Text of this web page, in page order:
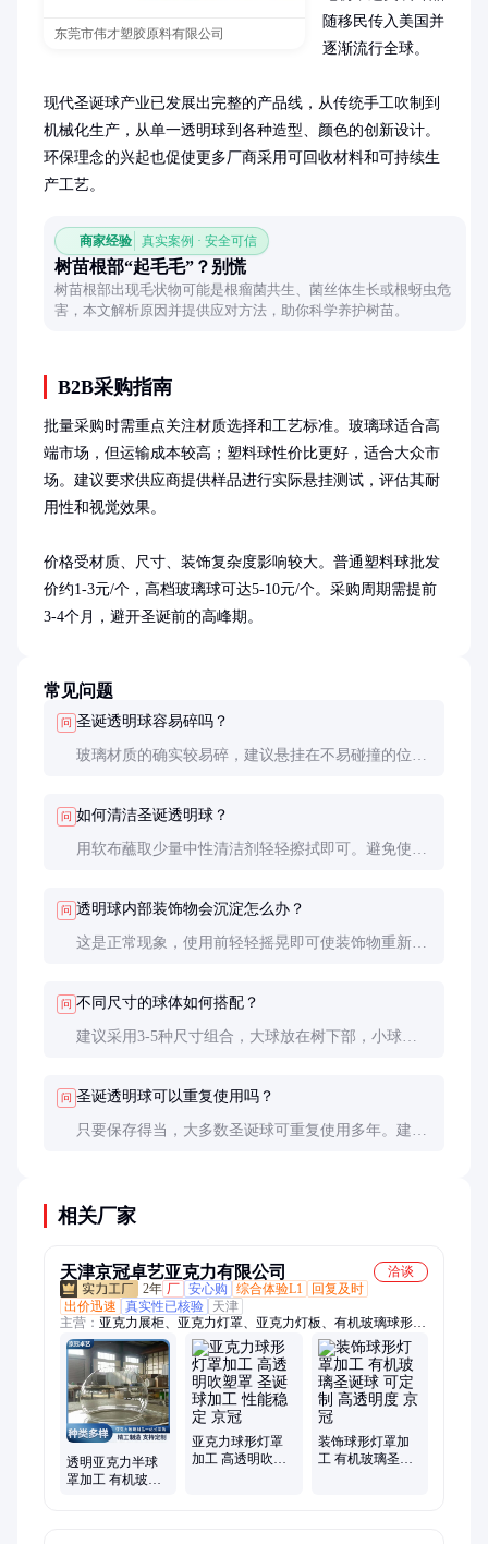
东莞市伟才塑胶原料有限公司
随移民传入美国并
逐渐流行全球。
现代圣诞球产业已发展出完整的产品线，从传统手工吹制到
机械化生产，从单一透明球到各种造型、颜色的创新设计。
环保理念的兴起也促使更多厂商采用可回收材料和可持续生
产工艺。
商家经验 真实案例 · 安全可信
树苗根部“起毛毛”？别慌
树苗根部出现毛状物可能是根瘤菌共生、菌丝体生长或根蚜虫危
害，本文解析原因并提供应对方法，助你科学养护树苗。
B2B采购指南
批量采购时需重点关注材质选择和工艺标准。玻璃球适合高
端市场，但运输成本较高；塑料球性价比更好，适合大众市
场。建议要求供应商提供样品进行实际悬挂测试，评估其耐
用性和视觉效果。
价格受材质、尺寸、装饰复杂度影响较大。普通塑料球批发
价约1-3元/个，高档玻璃球可达5-10元/个。采购周期需提前
3-4个月，避开圣诞前的高峰期。
常见问题
问 圣诞透明球容易碎吗？
玻璃材质的确实较易碎，建议悬挂在不易碰撞的位
问 如何清洁圣诞透明球？
用软布蘸取少量中性清洁剂轻轻擦拭即可。避免使用
问 透明球内部装饰物会沉淀怎么办？
这是正常现象，使用前轻轻摇晃即可使装饰物重新分
问 不同尺寸的球体如何搭配？
建议采用3-5种尺寸组合，大球放在树下部，小球靠
问 圣诞透明球可以重复使用吗？
只要保存得当，大多数圣诞球可重复使用多年。建议
相关厂家
天津京冠卓艺亚克力有限公司
洽谈
2年 厂 安心购 综合体验L1
回复及时
出价迅速
真实性已核验
天津
主营： 亚克力展柜、亚克力灯罩、亚克力灯板、有机玻璃球形灯
罩加工、亚克力定制、弧形亚克力、弧形有机玻璃、曲面有机玻
璃、透明亚克力、亚克力造型、有机玻璃模型、挡风有机玻璃、
舱盖有机玻璃、异形有机玻璃定制、天津亚克力定制、有机玻璃
加工、亚克力加工、亚克力有机玻璃加工、招牌门头加工、亚克
公共标牌、银饰玻璃展示柜、亚克力展示盒加工、无人机透明
罩、无尘车间隔板、亚克力墙体柜、有机玻璃柜加工
透明亚克力半球
罩加工 有机玻璃
亚克力球形灯罩
加工 高透明吹塑
装饰球形灯罩加
工 有机玻璃圣诞